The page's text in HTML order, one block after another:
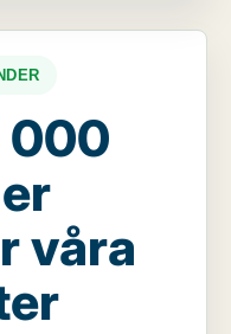
000
våra